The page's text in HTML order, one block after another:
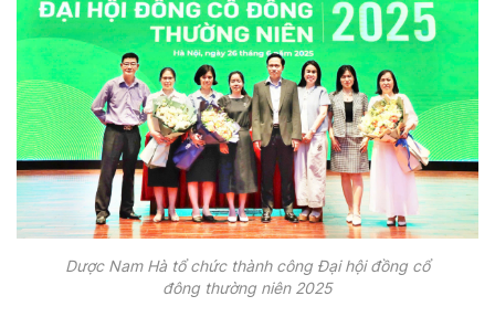
Dược Nam Hà tổ chức thành công Đại hội đồng cổ
đông thường niên 2025